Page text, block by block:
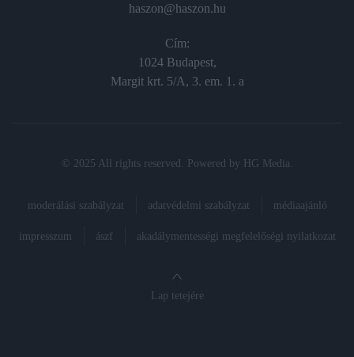
haszon@haszon.hu
Cím:
1024 Budapest,
Margit krt. 5/A, 3. em. 1. a
© 2025 All rights reserved. Powered by HG Media
moderálási szabályzat adatvédelmi szabályzat médiaajánló
impresszum ászf akadálymentességi megfelelőségi nyilatkozat
Lap tetejére